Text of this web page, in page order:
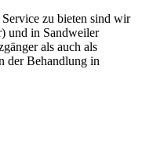
zu bieten sind wir
und in Sandweiler
als auch als
der Behandlung in